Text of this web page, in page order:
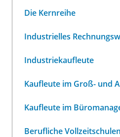
Die Kernreihe
Industrielles
Industriekaufleute
Kaufleute im Groß- und
Kaufleute im
Berufliche Vollzeitschulen